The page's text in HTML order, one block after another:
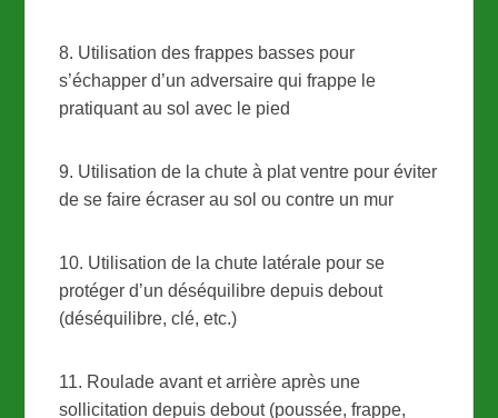
8. Utilisation des frappes basses pour
s’échapper d’un adversaire qui frappe le
pratiquant au sol avec le pied
9. Utilisation de la chute à plat ventre pour éviter
de se faire écraser au sol ou contre un mur
10. Utilisation de la chute latérale pour se
protéger d’un déséquilibre depuis debout
(déséquilibre, clé, etc.)
11. Roulade avant et arrière après une
sollicitation depuis debout (poussée, frappe,